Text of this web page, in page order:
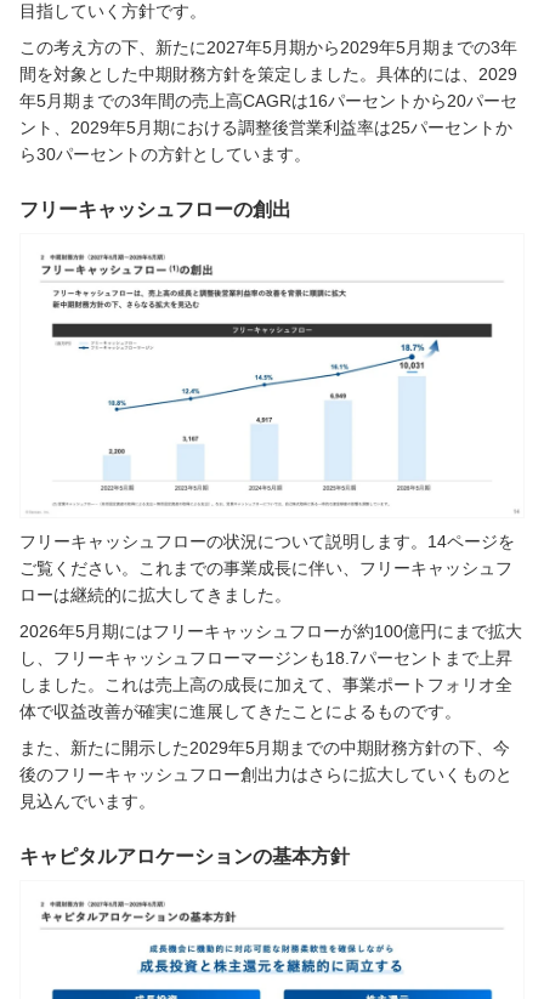
目指していく方針です。
この考え方の下、新たに2027年5月期から2029年5月期までの3年
間を対象とした中期財務方針を策定しました。具体的には、2029
年5月期までの3年間の売上高CAGRは16パーセントから20パーセ
ント、2029年5月期における調整後営業利益率は25パーセントか
ら30パーセントの方針としています。
フリーキャッシュフローの創出
フリーキャッシュフローの状況について説明します。14ページを
ご覧ください。これまでの事業成長に伴い、フリーキャッシュフ
ローは継続的に拡大してきました。
2026年5月期にはフリーキャッシュフローが約100億円にまで拡大
し、フリーキャッシュフローマージンも18.7パーセントまで上昇
しました。これは売上高の成長に加えて、事業ポートフォリオ全
体で収益改善が確実に進展してきたことによるものです。
また、新たに開示した2029年5月期までの中期財務方針の下、今
後のフリーキャッシュフロー創出力はさらに拡大していくものと
見込んでいます。
キャピタルアロケーションの基本方針